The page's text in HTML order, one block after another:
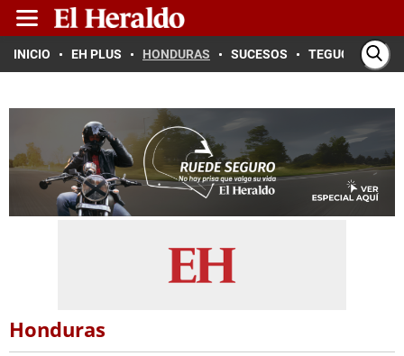
INICIO EH PLUS HONDURAS SUCESOS TEGUCIGALPA
Honduras